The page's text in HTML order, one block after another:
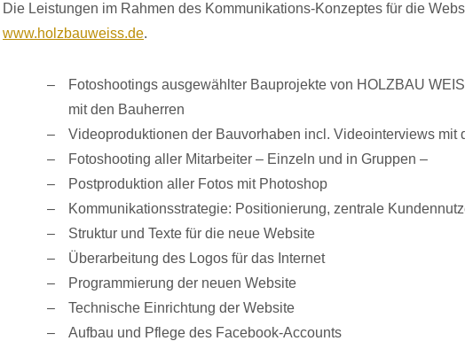
Die Leistungen im Rahmen des Kommunikations-Konzeptes für die
www.holzbauweiss.de.
Fotoshootings ausgewählter Bauprojekte von HOLZBAU
mit den Bauherren
Videoproduktionen der Bauvorhaben incl. Videointerviews mit
Fotoshooting aller Mitarbeiter – Einzeln und in Gruppen –
Postproduktion aller Fotos mit Photoshop
Kommunikationsstrategie: Positionierung, zentrale
Struktur und Texte für die neue Website
Überarbeitung des Logos für das Internet
Programmierung der neuen Website
Technische Einrichtung der Website
Aufbau und Pflege des Facebook-Accounts